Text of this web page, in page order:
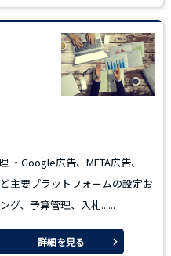
・Google広告、META広告、
主要プラットフォームの設定お
グ、予算管理、入札......
詳細を見る